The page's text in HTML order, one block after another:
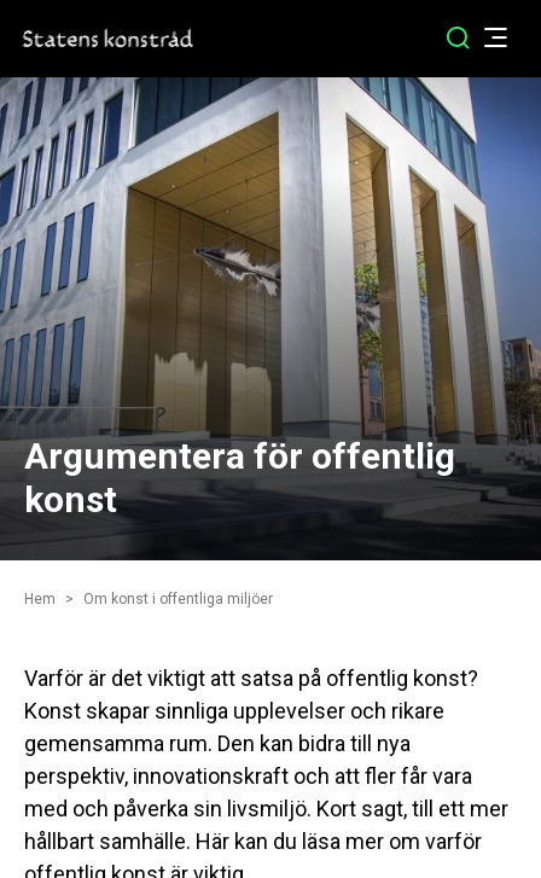
Argumentera för offentlig
konst
Hem Om konst i offentliga miljöer
Varför är det viktigt att satsa på offentlig konst?
Konst skapar sinnliga upplevelser och rikare
gemensamma rum. Den kan bidra till nya
perspektiv, innovationskraft och att fler får vara
med och påverka sin livsmiljö. Kort sagt, till ett mer
hållbart samhälle. Här kan du läsa mer om varför